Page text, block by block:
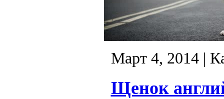
Март 4, 2014|
Щенок